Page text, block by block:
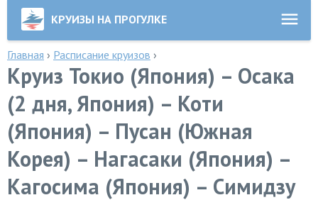
КРУИЗЫ НА ПРОГУЛКЕ
Главная › Расписание круизов ›
Круиз Токио (Япония) – Осака
(2 дня, Япония) – Коти
(Япония) – Пусан (Южная
Корея) – Нагасаки (Япония) –
Кагосима (Япония) – Симидзу